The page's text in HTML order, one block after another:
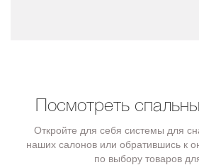
Посмотреть
Откройте для себя системы для
наших салонов или обратившись к
по выбору товаров